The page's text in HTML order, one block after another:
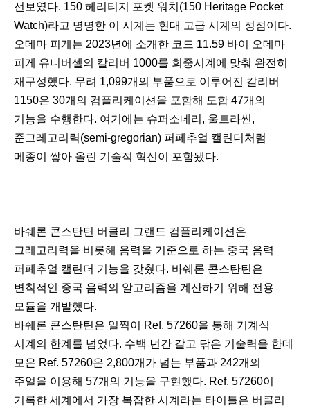
선보였다. 150 헤리티지 포켓 워치(150 Heritage Pocket
Watch)라고 명명한 이 시계는 현대 고급 시계의 정점이다.
오데마 피게는 2023년에 소개한 코드 11.59 바이 오데마
피게 유니버셀의 칼리버 1000를 회중시계에 맞춰 완전히
재구성했다. 무려 1,099개의 부품으로 이루어진 칼리버
1150은 30개의 컴플리케이션을 포함해 도합 47개의
기능을 수행한다. 여기에는 슈퍼소네리, 울트라씬,
준그레고리력(semi-gregorian) 퍼페추얼 캘린더처럼
메종이 쌓아 올린 기술적 혁신이 포함됐다.
바쉐론 콘스탄틴 버클리 그랜드 컴플리케이션은
그레고리력을 비롯해 음력을 기준으로 하는 중국 음력
퍼페추얼 캘린더 기능을 갖췄다. 바쉐론 콘스탄틴은
변칙적인 중국 음력의 알고리즘을 계산하기 위해 전용
모듈을 개발했다.
바쉐론 콘스탄틴은 일찍이 Ref. 57260을 통해 기계식
시계의 한계를 넘었다. 수백 년간 갈고 닦은 기술력을 한데
모은 Ref. 57260은 2,800개가 넘는 부품과 242개의
주얼을 이용해 57개의 기능을 구현했다. Ref. 57260이
기록한 세계에서 가장 복잡한 시계라는 타이틀은 버클리